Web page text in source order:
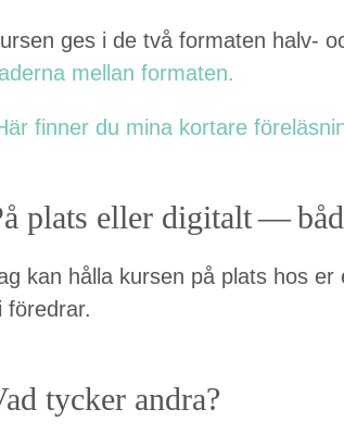
ges i de två for­mat­en halv-
mel­lan formaten.
finner du mina kortare
plats eller dig­i­talt —
kan hål­la kursen på plats hos
föredrar.
tyck­er andra?